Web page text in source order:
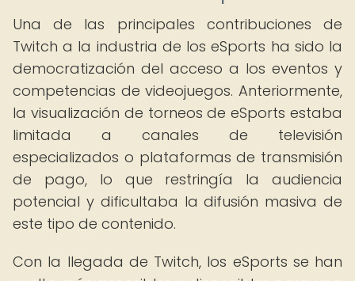
Una de las principales contribuciones de
Twitch a la industria de los eSports ha sido la
democratización del acceso a los eventos y
competencias de videojuegos. Anteriormente,
la visualización de torneos de eSports estaba
limitada a canales de televisión
especializados o plataformas de transmisión
de pago, lo que restringía la audiencia
potencial y dificultaba la difusión masiva de
este tipo de contenido.
Con la llegada de Twitch, los eSports se han